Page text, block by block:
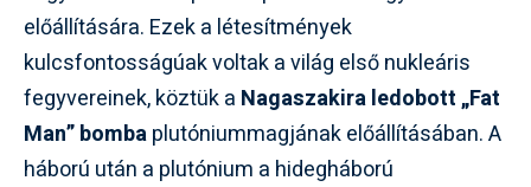
előállítására. Ezek a létesítmények
kulcsfontosságúak voltak a világ első nukleáris
fegyvereinek, köztük a Nagaszakira ledobott „Fat
Man” bombaplutóniummagjának előállításában. A
háború után a plutónium a hidegháború